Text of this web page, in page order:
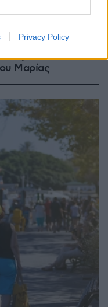
Privacy Policy
μέσα σε δύο
Μαρίας